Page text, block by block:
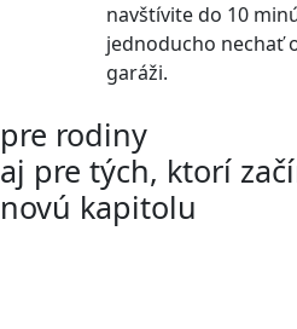
navštívite do 10
jednoducho nechať
garáži.
pre rodiny
aj pre tých, ktorí
novú kapitolu